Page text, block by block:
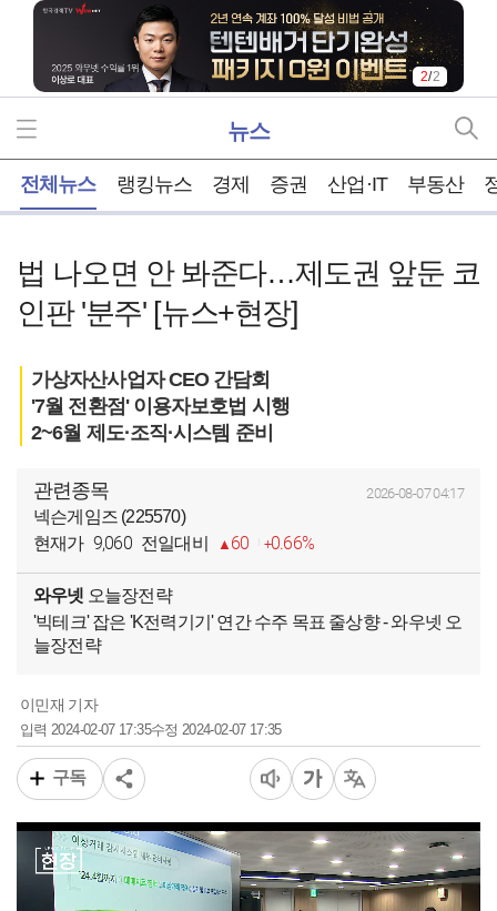
1/2
뉴스
전체뉴스 랭킹뉴스 경제 증권 산업·IT 부동산
법 나오면 안 봐준다…제도권 앞둔 코
인판 '분주' [뉴스+현장]
가상자산사업자 CEO 간담회
'7월 전환점' 이용자보호법 시행
2~6월 제도·조직·시스템 준비
관련종목 2026-08-07 04:17
넥슨게임즈 (225570)
현재가 9,060 전일대비 60 0.66%
와우넷 오늘장전략
'빅테크' 잡은 'K전력기기' 연간 수주 목표 줄상향 - 와우넷 오
늘장전략
이민재 기자
입력 2024-02-07 17:35수정 2024-02-07 17:35
구독